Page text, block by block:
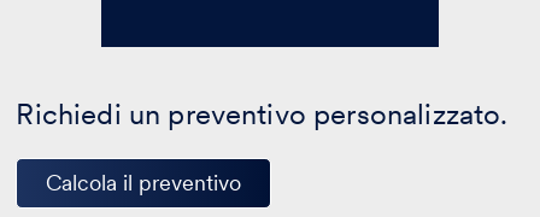
Richiedi un preventivo personalizzato.
Calcola il preventivo